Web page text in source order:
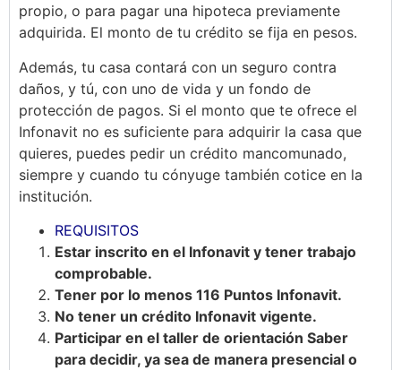
propio, o para pagar una hipoteca previamente
adquirida. El monto de tu crédito se fija en pesos.
Además, tu casa contará con un seguro contra
daños, y tú, con uno de vida y un fondo de
protección de pagos. Si el monto que te ofrece el
Infonavit no es suficiente para adquirir la casa que
quieres, puedes pedir un crédito mancomunado,
siempre y cuando tu cónyuge también cotice en la
institución.
REQUISITOS
Estar inscrito en el Infonavit y tener trabajo
comprobable.
Tener por lo menos 116 Puntos Infonavit.
No tener un crédito Infonavit vigente.
Participar en el taller de orientación Saber
para decidir, ya sea de manera presencial o